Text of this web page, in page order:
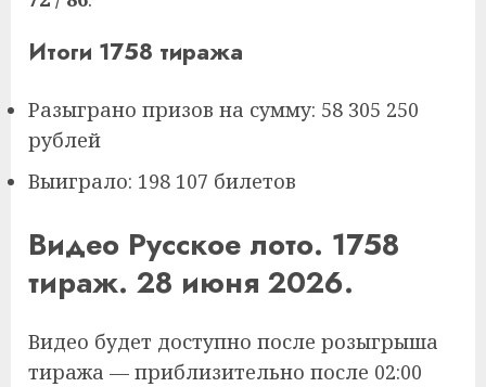
Итоги 1758 тиража
Разыграно призов на сумму: 58 305 250
рублей
Выиграло: 198 107 билетов
Видео Русское лото. 1758
тираж. 28 июня 2026.
Видео будет доступно после розыгрыша
тиража — приблизительно после 02:00